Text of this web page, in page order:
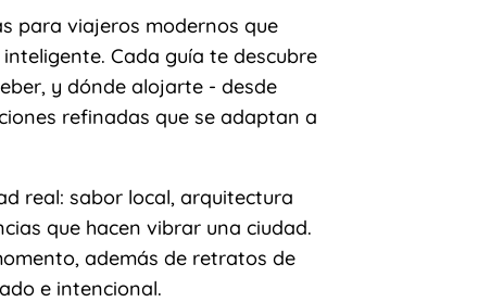
para viajeros modernos que
Cada guía te descubre
y dónde alojarte - desde
refinadas que se adaptan a
real: sabor local, arquitectura
que hacen vibrar una ciudad.
además de retratos de
e intencional.